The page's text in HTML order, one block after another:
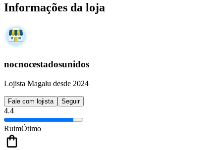
Informações da loja
nocnocestadosunidos
Lojista Magalu desde 2024
Fale com lojista Seguir
4.4
RuimÓtimo